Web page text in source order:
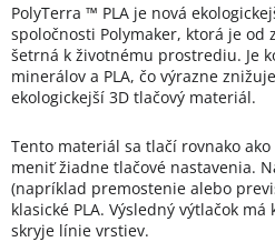
PolyTerra ™ PLA je nová
spoločnosti Polymaker, ktorá je
šetrná k životnému prostrediu. Je
minerálov a PLA, čo výrazne
ekologickejší 3D tlačový materiál.
Tento materiál sa tlačí rovnako
meniť žiadne tlačové nastavenia.
(napríklad premostenie alebo
klasické PLA. Výsledný výtlačok
skryje línie vrstiev.